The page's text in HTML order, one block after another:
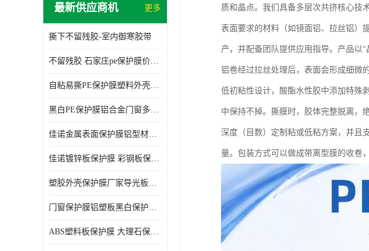
最新供应商机 更多
撕下不留残胶-室内御寒胶带
不留残胶 石家庄pe保护膜价格 塑料薄膜
自粘易撕PE保护膜塑料外壳导光板亚克力板膜操作方便
黑白PE保护膜铝合金门窗多种颜色支持定制生产
佳诺金属表面保护膜铝型材保护膜不留残胶铝合金窗框保护胶带
佳诺镀锌板保护膜 彩钢板保护pe保护膜
塑胶外壳保护膜厂家导光板保护膜 铝单板保护膜胶带易撕不留胶
门窗保护膜铝塑板黑白保护膜外墙保温板保护膜
ABS塑料板保护膜 大理石保护膜 缠鱼竿保护膜
质和晶点。我们具备多层次共挤核心技
表面要求的材料（如镜面铝、拉丝铝）
产，并配备团队提供应用指导。产品以
铝卷经过拉丝处理后，表面会形成细微
低初粘性设计，酸酯水性胶中添加特殊
中保持不掉。撕膜时，胶体完整脱离，
深度（目数）定制粘或低粘方案，并且
量。包装方式可以做成带离型膜的收卷